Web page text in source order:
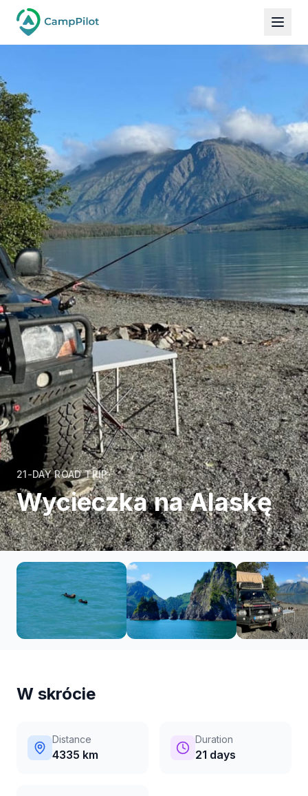
21-DAY ROAD TRIP
Wycieczka na Alaskę
W skrócie
Distance
4335 km
Duration
21 days